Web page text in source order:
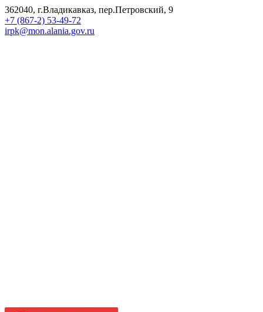
362040, г.Владикавказ, пер.Петровский, 9
+7 (867-2) 53-49-72
irpk@mon.alania.gov.ru